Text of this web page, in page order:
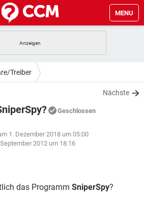
MENU
IOS
TIKTOK
TIKTOK
STREAMING
INSTAGRAM
STREAMING
TIKTOK
Treiber
Nächste
Geschlossen
1. Dezember 2018 um 05:00
2012 um 18:16
das Programm SniperSpy?